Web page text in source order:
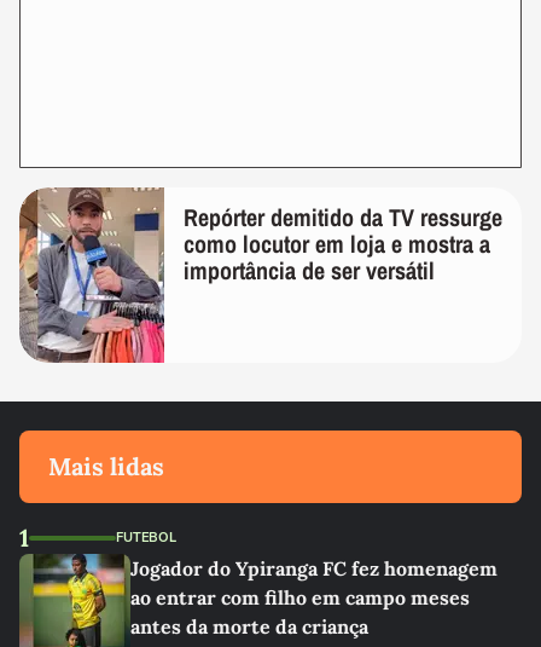
Repórter demitido da TV ressurge
como locutor em loja e mostra a
importância de ser versátil
Mais lidas
1 FUTEBOL
Jogador do Ypiranga FC fez homenagem
ao entrar com filho em campo meses
antes da morte da criança